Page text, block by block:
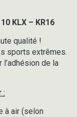
KLX – KR16
qualité !
sports extrêmes.
l’adhésion de la
:
à air (selon